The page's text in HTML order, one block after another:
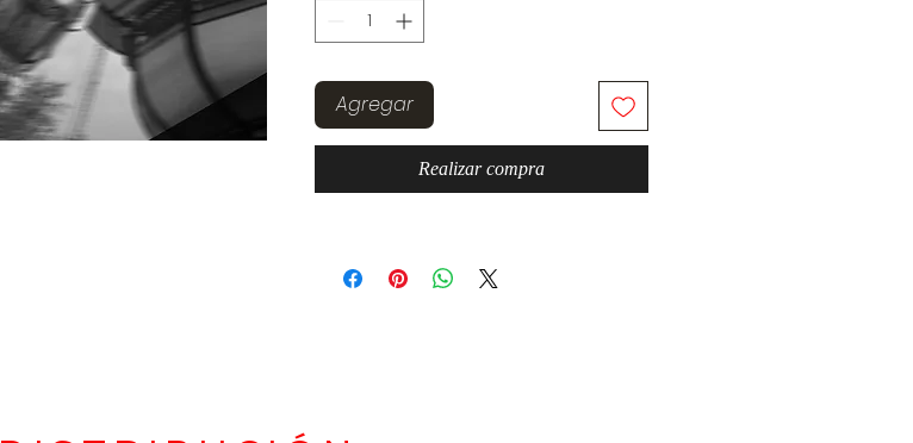
ESTE ARTÍCULO SOLAMENTE PUEDE SER
COMPRADO EN EL ANTERIOR LINK.
Agregar
Realizar compra